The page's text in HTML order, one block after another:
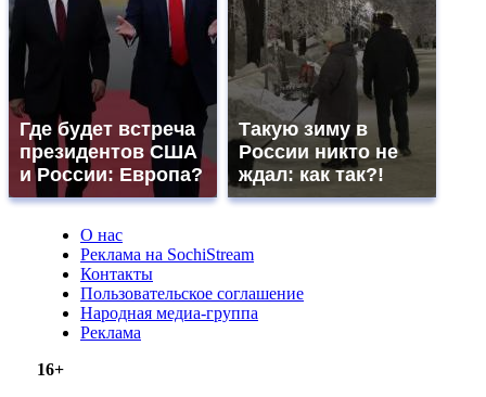
Где будет встреча
президентов США
и России: Европа?
Такую зиму в
России никто не
ждал: как так?!
О нас
Реклама на SochiStream
Контакты
Пользовательское соглашение
Народная медиа-группа
Реклама
16+